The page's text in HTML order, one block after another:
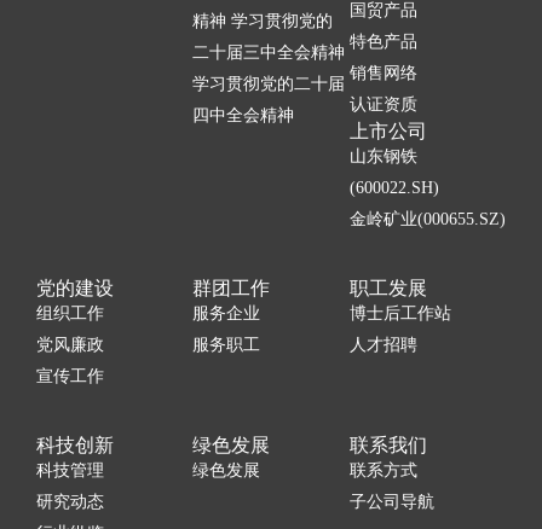
精神 学习贯彻党的
二十届三中全会精神
学习贯彻党的二十届
四中全会精神
国贸产品
特色产品
销售网络
认证资质
上市公司
山东钢铁
(600022.SH)
金岭矿业(000655.SZ)
党的建设
组织工作
党风廉政
宣传工作
群团工作
服务企业
服务职工
职工发展
博士后工作站
人才招聘
科技创新
科技管理
研究动态
绿色发展
绿色发展
联系我们
联系方式
子公司导航